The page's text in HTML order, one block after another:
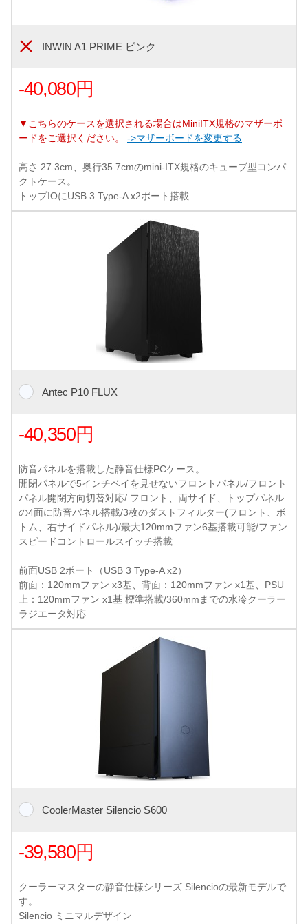
INWIN A1 PRIME ピンク
-40,080円
▼こちらのケースを選択される場合はMiniITX規格のマザーボ
ードをご選択ください。 ->マザーボードを変更する
高さ 27.3cm、奥行35.7cmのmini-ITX規格のキューブ型コンパ
クトケース。
トップIOにUSB 3 Type-A x2ポート搭載
Antec P10 FLUX
-40,350円
防音パネルを搭載した静音仕様PCケース。
開閉パネルで5インチベイを見せないフロントパネル/フロント
パネル開閉方向切替対応/ フロント、両サイド、トップパネル
の4面に防音パネル搭載/3枚のダストフィルター(フロント、ボ
トム、右サイドパネル)/最大120mmファン6基搭載可能/ファン
スピードコントロールスイッチ搭載
前面USB 2ポート（USB 3 Type-A x2）
前面：120mmファン x3基、背面：120mmファン x1基、PSU
上：120mmファン x1基 標準搭載/360mmまでの水冷クーラー
ラジエータ対応
CoolerMaster Silencio S600
-39,580円
クーラーマスターの静音仕様シリーズ Silencioの最新モデルで
す。
Silencio ミニマルデザイン